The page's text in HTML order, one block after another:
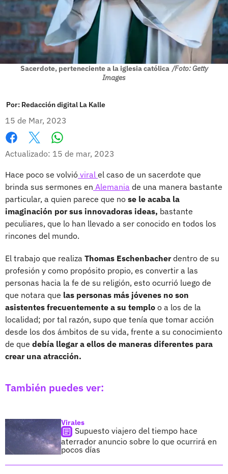
Sacerdote, perteneciente a la iglesia católica /Foto: Getty
Images
Por: Redacción digital La Kalle
15 de Mar, 2023
Facebook
X
Actualizado: 15 de mar, 2023
Hace poco se volvió viral el caso de un sacerdote que
brinda sus sermones en Alemania de una manera bastante
particular, a quien parece que no se le acaba la
imaginación por sus innovadoras ideas, bastante
peculiares, que lo han llevado a ser conocido en todos los
rincones del mundo.
El trabajo que realiza Thomas Eschenbacherdentro de su
profesión y como propósito propio, es convertir a las
personas hacia la fe de su religión, esto ocurrió luego de
que notara que las personas más jóvenes no son
asistentes frecuentemente a su templo o a los de la
localidad; por tal razón, supo que tenía que tomar acción
desde los dos ámbitos de su vida, frente a su conocimiento
de que debía llegar a ellos de maneras diferentes para
crear una atracción.
También puedes ver:
Virales
Supuesto viajero del tiempo hace
aterrador anuncio sobre lo que ocurrirá en
pocos días